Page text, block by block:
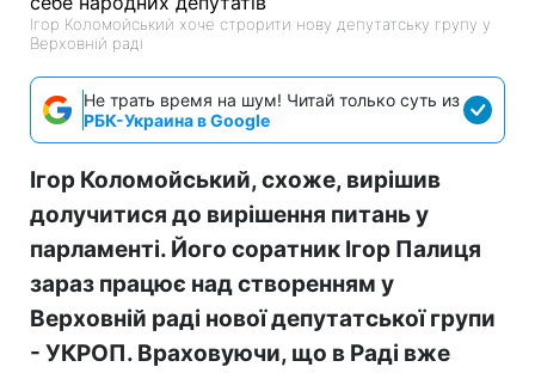
Ігор Коломойський хоче строрити нову депутатську групу у
Верховній раді
Не трать время на шум! Читай только суть из
РБК-Украина в Google
Ігор Коломойський, схоже, вирішив
долучитися до вирішення питань у
парламенті. Його соратник Ігор Палиця
зараз працює над створенням у
Верховній раді нової депутатської групи
- УКРОП. Враховуючи, що в Раді вже